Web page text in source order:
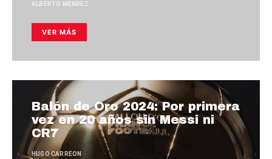
ALBERTO MENDEZ
VER MÁS
Balón de Oro 2024: Por primera
vez en 20 años sin Messi ni
CR7
HUGO CARREON